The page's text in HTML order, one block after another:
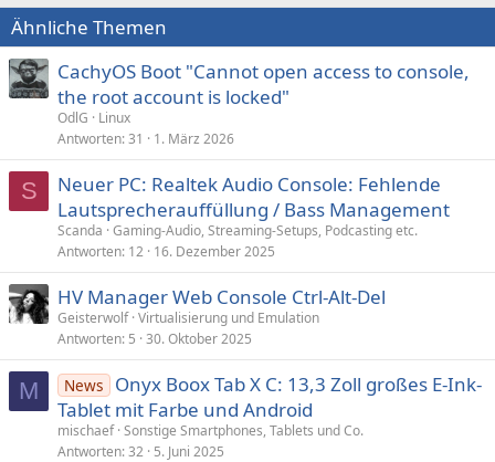
Ähnliche Themen
CachyOS Boot "Cannot open access to console,
the root account is locked"
OdlG
Linux
Antworten 31 1. März 2026
S
Neuer PC: Realtek Audio Console: Fehlende
Lautsprecherauffüllung / Bass Management
Scanda Gaming-Audio, Streaming-Setups, Podcasting etc.
Antworten 12 16. Dezember 2025
HV Manager Web Console Ctrl-Alt-Del
Geisterwolf Virtualisierung und Emulation
Antworten 5 30. Oktober 2025
M News
Onyx Boox Tab X C: 13,3 Zoll großes E-Ink-
Tablet mit Farbe und Android
mischaef Sonstige Smartphones, Tablets und Co.
Antworten 32 5. Juni 2025